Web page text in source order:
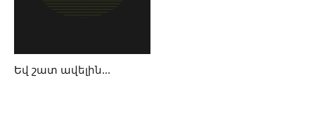
Եվ շատ ավելին…